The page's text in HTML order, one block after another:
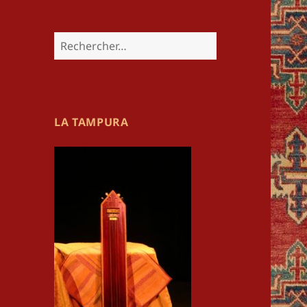
Rechercher :
LA TAMPURA